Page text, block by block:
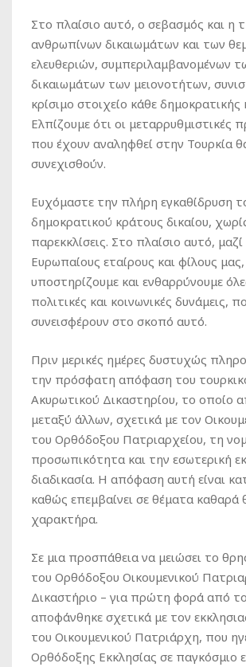
Στο πλαίσιο αυτό, ο σεβασμός και η
ανθρωπίνων δικαιωμάτων και των
ελευθεριών, συμπεριλαμβανομένων
δικαιωμάτων των μειονοτήτων,
κρίσιμο στοιχείο κάθε δημοκρατικής
Ελπίζουμε ότι οι μεταρρυθμιστικές
που έχουν αναληφθεί στην Τουρκία
συνεχισθούν.
Ευχόμαστε την πλήρη εγκαθίδρυση
δημοκρατικού κράτους δικαίου,
παρεκκλίσεις. Στο πλαίσιο αυτό,
Ευρωπαίους εταίρους και φίλους μας,
υποστηρίζουμε και ενθαρρύνουμε
πολιτικές και κοινωνικές δυνάμεις,
συνεισφέρουν στο σκοπό αυτό.
Πριν μερικές ημέρες δυστυχώς
την πρόσφατη απόφαση του
Ακυρωτικού Δικαστηρίου, το οποίο
μεταξύ άλλων, σχετικά με τον
του Ορθόδοξου Πατριαρχείου, τη
προσωπικότητα και την εσωτερική
διαδικασία. Η απόφαση αυτή είναι
καθώς επεμβαίνει σε θέματα καθαρά
χαρακτήρα.
Σε μια προσπάθεια να μειώσει το
του Ορθόδοξου Οικουμενικού
Δικαστήριο – για πρώτη φορά από
αποφάνθηκε σχετικά με τον
του Οικουμενικού Πατριάρχη, που
Ορθόδοξης Εκκλησίας σε παγκόσμιο